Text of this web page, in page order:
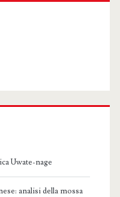
Uwate-nage
analisi della mossa